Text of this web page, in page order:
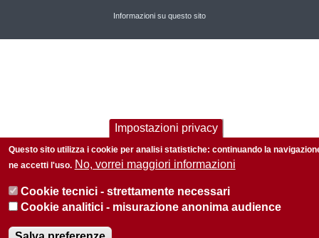
Informazioni su questo sito
Impostazioni privacy
Questo sito utilizza i cookie per analisi statistiche: continuando la
ne accetti l'uso. No, vorrei maggiori informazioni
Cookie tecnici - strettamente necessari
Cookie analitici - misurazione anonima audience